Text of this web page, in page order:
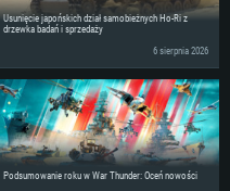
Usunięcie japońskich dział samobieżnych Ho-Ri z
drzewka badań i sprzedaży
6 sierpnia 2026
Podsumowanie roku w War Thunder: Oceń nowości